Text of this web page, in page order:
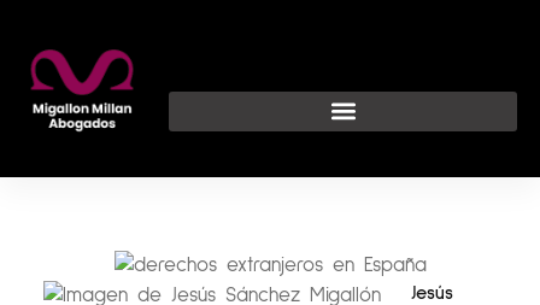
contenido
Jesús